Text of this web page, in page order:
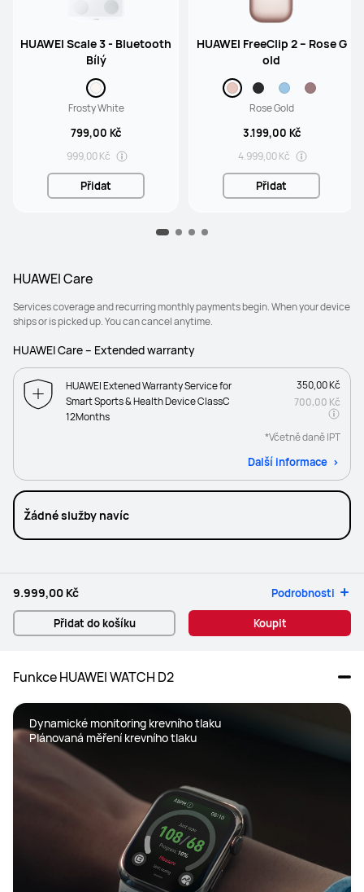
HUAWEI Scale 3 - Bluetooth
Bílý
Frosty White
799,00 Kč
999,00 Kč
Přidat
HUAWEI FreeClip 2 – Rose G
old
Rose Gold
3.199,00 Kč
4.999,00 Kč
Přidat
HUAWEI Care
Services coverage and recurring monthly payments begin. When your device
ships or is picked up. You can cancel anytime.
HUAWEI Care – Extended warranty
HUAWEI Extened Warranty Service for
Smart Sports & Health Device ClassC
12Months
350,00 Kč
700,00 Kč
*Včetně daně IPT
Další informace
Žádné služby navíc
9.999,00 Kč Podrobnosti
Přidat do košíku Koupit
Funkce HUAWEI WATCH D2
Dynamické monitoring krevního tlaku
Plánovaná měření krevního tlaku